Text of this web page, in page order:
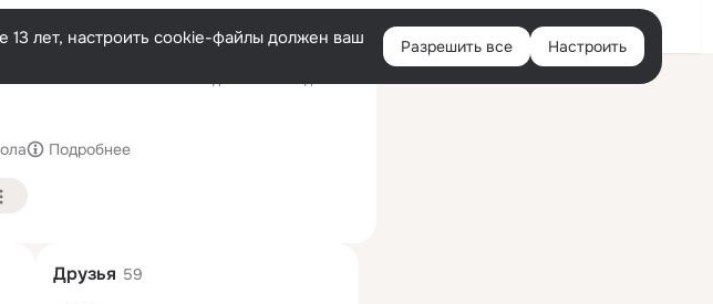
Войти
лет, настроить cookie-файлы должен ваш
Разрешить все Настроить
Подробнее
Друзья 59